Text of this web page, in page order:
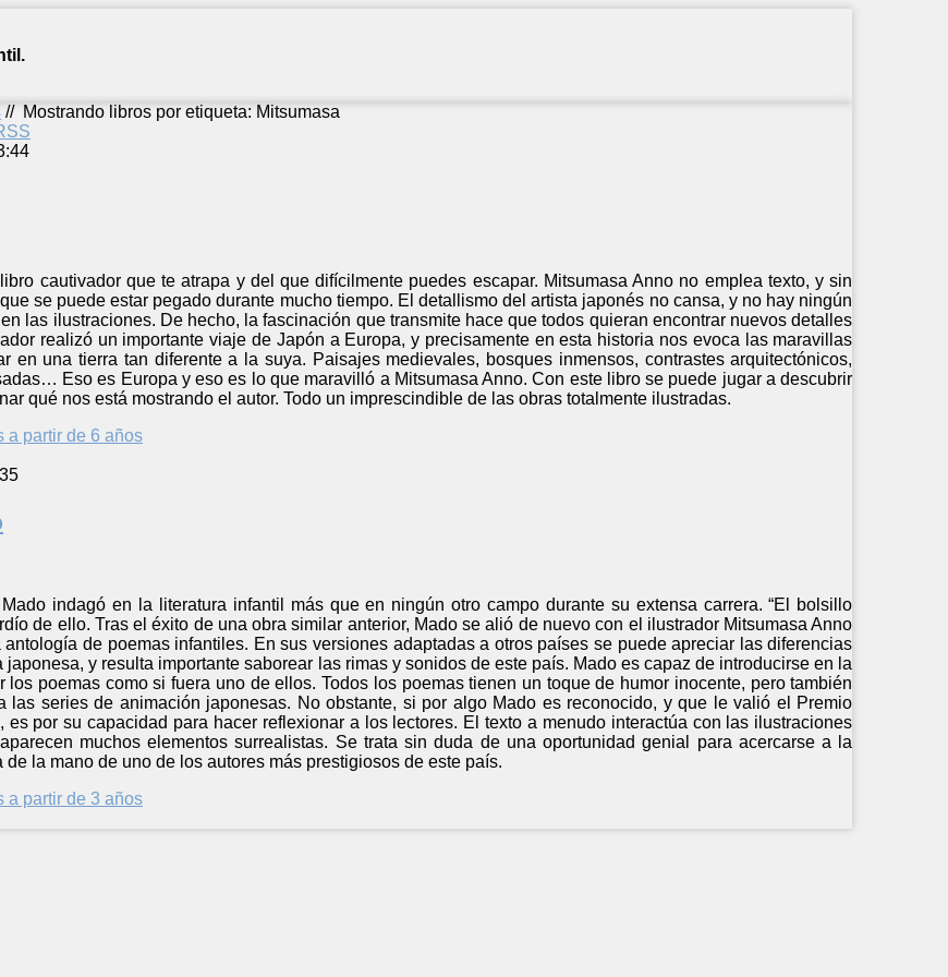
// Mostrando libros por etiqueta: Mitsumasa
cautivador que te atrapa y del que difícilmente puedes escapar. Mitsumasa Anno no emplea texto, y sin
se puede estar pegado durante mucho tiempo. El detallismo del artista japonés no cansa, y no hay ningún
las ilustraciones. De hecho, la fascinación que transmite hace que todos quieran encontrar nuevos detalles
realizó un importante viaje de Japón a Europa, y precisamente en esta historia nos evoca las maravillas
en una tierra tan diferente a la suya. Paisajes medievales, bosques inmensos, contrastes arquitectónicos,
Eso es Europa y eso es lo que maravilló a Mitsumasa Anno. Con este libro se puede jugar a descubrir
qué nos está mostrando el autor. Todo un imprescindible de las obras totalmente ilustradas.
a partir de 6 años
indagó en la literatura infantil más que en ningún otro campo durante su extensa carrera. “El bolsillo
de ello. Tras el éxito de una obra similar anterior, Mado se alió de nuevo con el ilustrador Mitsumasa Anno
antología de poemas infantiles. En sus versiones adaptadas a otros países se puede apreciar las diferencias
y resulta importante saborear las rimas y sonidos de este país. Mado es capaz de introducirse en la
los poemas como si fuera uno de ellos. Todos los poemas tienen un toque de humor inocente, pero también
las series de animación japonesas. No obstante, si por algo Mado es reconocido, y que le valió el Premio
es por su capacidad para hacer reflexionar a los lectores. El texto a menudo interactúa con las ilustraciones
muchos elementos surrealistas. Se trata sin duda de una oportunidad genial para acercarse a la
de la mano de uno de los autores más prestigiosos de este país.
a partir de 3 años